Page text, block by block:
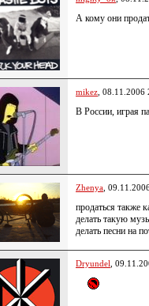
А кому они
mikez , 08.11.2006
В России, играя
Zhenya ,
продаться также
делать такую
делать песни на
Dryundel ,